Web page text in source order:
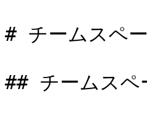
# チームスペ
## チームスペ